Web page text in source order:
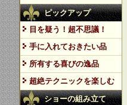
ピックアップ
目を疑う！超不思議！
手に入れておきたい品
所有する喜びの逸品
超絶テクニックを楽しむ
ショーの組み立て